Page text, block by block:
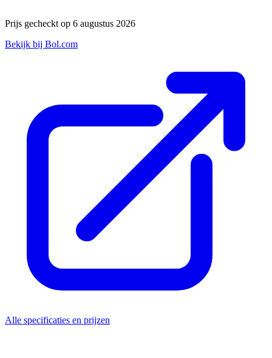
Prijs gecheckt op 6 augustus 2026
Bekijk bij Bol.com
Alle specificaties en prijzen